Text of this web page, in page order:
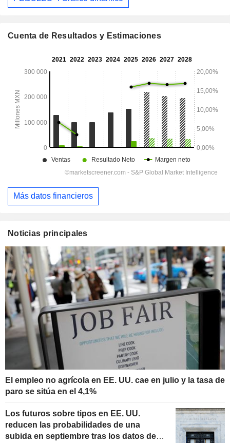
Cuenta de Resultados y Estimaciones
Más datos financieros
Noticias principales
El empleo no agrícola en EE. UU. cae en julio y la tasa de
paro se sitúa en el 4,1%
Los futuros sobre tipos en EE. UU.
reducen las probabilidades de una
subida en septiembre tras los datos de